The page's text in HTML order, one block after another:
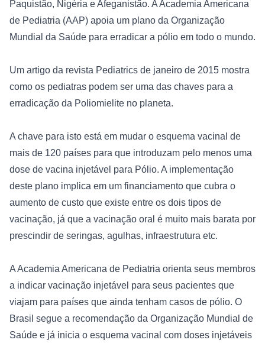
Paquistão, Nigéria e Afeganistão. A Academia Americana
de Pediatria (AAP) apoia um plano da Organização
Mundial da Saúde para erradicar a pólio em todo o mundo.
Um artigo da revista Pediatrics de janeiro de 2015 mostra
como os pediatras podem ser uma das chaves para a
erradicação da Poliomielite no planeta.
A chave para isto está em mudar o esquema vacinal de
mais de 120 países para que introduzam pelo menos uma
dose de vacina injetável para Pólio. A implementação
deste plano implica em um financiamento que cubra o
aumento de custo que existe entre os dois tipos de
vacinação, já que a vacinação oral é muito mais barata por
prescindir de seringas, agulhas, infraestrutura etc.
A Academia Americana de Pediatria orienta seus membros
a indicar vacinação injetável para seus pacientes que
viajam para países que ainda tenham casos de pólio. O
Brasil segue a recomendação da Organização Mundial de
Saúde e já inicia o esquema vacinal com doses injetáveis